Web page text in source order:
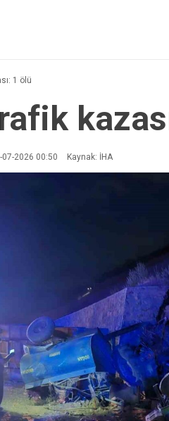
1 ölü
2026 00:50 Kaynak: İHA